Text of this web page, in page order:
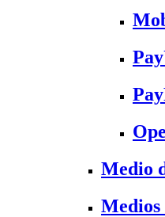
Medio
Medios